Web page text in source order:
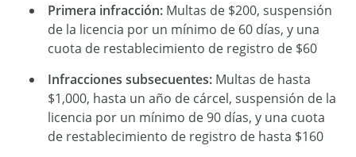
Primera infracción: Multas de $200, suspensión
de la licencia por un mínimo de 60 días, y una
cuota de restablecimiento de registro de $60
Infracciones subsecuentes: Multas de hasta
$1,000, hasta un año de cárcel, suspensión de la
licencia por un mínimo de 90 días, y una cuota
de restablecimiento de registro de hasta $160